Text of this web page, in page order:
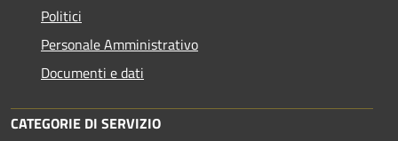
Politici
Personale Amministrativo
Documenti e dati
CATEGORIE DI SERVIZIO